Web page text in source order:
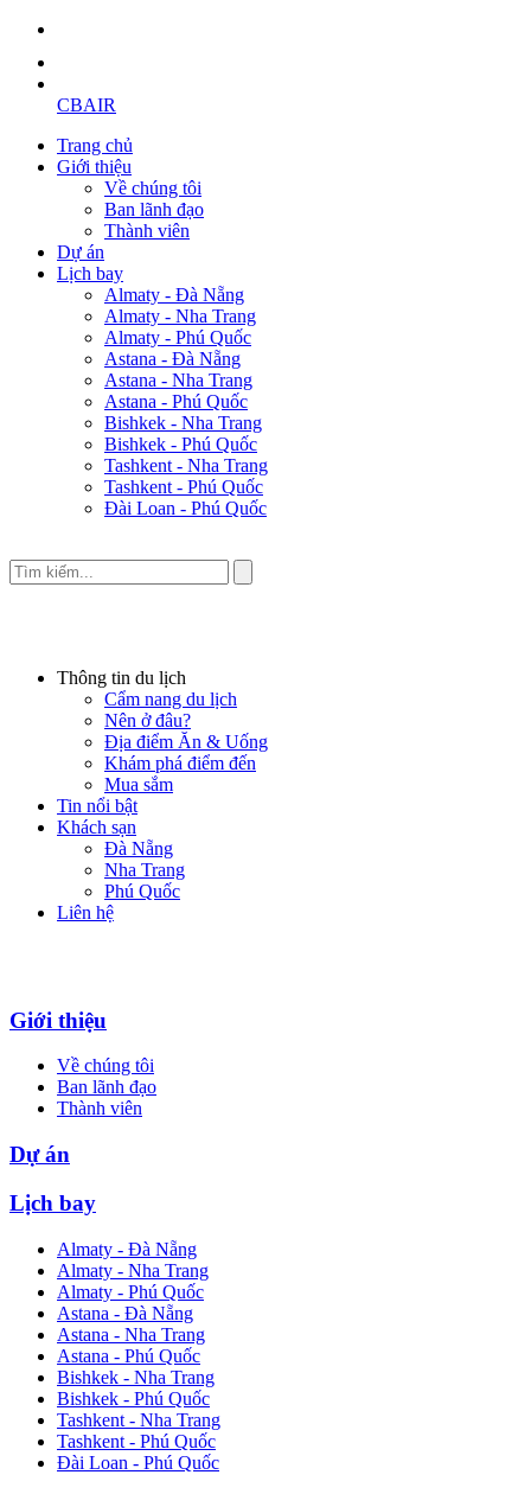
CBAIR
Trang chủ
Giới thiệu
Về chúng tôi
Ban lãnh đạo
Thành viên
Dự án
Lịch bay
Almaty - Đà Nẵng
Almaty - Nha Trang
Almaty - Phú Quốc
Astana - Đà Nẵng
Astana - Nha Trang
Astana - Phú Quốc
Bishkek - Nha Trang
Bishkek - Phú Quốc
Tashkent - Nha Trang
Tashkent - Phú Quốc
Đài Loan - Phú Quốc
Thông tin du lịch
Cẩm nang du lịch
Nên ở đâu?
Địa điểm Ăn & Uống
Khám phá điểm đến
Mua sắm
Tin nổi bật
Khách sạn
Đà Nẵng
Nha Trang
Phú Quốc
Liên hệ
Giới thiệu
Về chúng tôi
Ban lãnh đạo
Thành viên
Dự án
Lịch bay
Almaty - Đà Nẵng
Almaty - Nha Trang
Almaty - Phú Quốc
Astana - Đà Nẵng
Astana - Nha Trang
Astana - Phú Quốc
Bishkek - Nha Trang
Bishkek - Phú Quốc
Tashkent - Nha Trang
Tashkent - Phú Quốc
Đài Loan - Phú Quốc